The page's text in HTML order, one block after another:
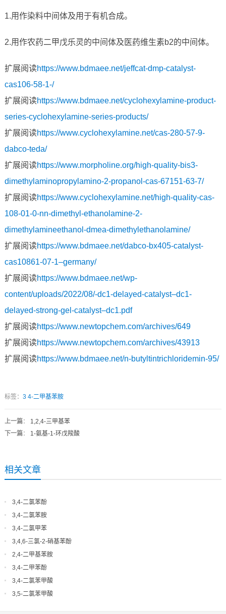
1.用作染料中间体及用于有机合成。
2.用作农药二甲戊乐灵的中间体及医药维生素b2的中间体。
扩展阅读https://www.bdmaee.net/jeffcat-dmp-catalyst-
cas106-58-1-/
扩展阅读https://www.bdmaee.net/cyclohexylamine-product-
series-cyclohexylamine-series-products/
扩展阅读https://www.cyclohexylamine.net/cas-280-57-9-
dabco-teda/
扩展阅读https://www.morpholine.org/high-quality-bis3-
dimethylaminopropylamino-2-propanol-cas-67151-63-7/
扩展阅读https://www.cyclohexylamine.net/high-quality-cas-
108-01-0-nn-dimethyl-ethanolamine-2-
dimethylamineethanol-dmea-dimethylethanolamine/
扩展阅读https://www.bdmaee.net/dabco-bx405-catalyst-
cas10861-07-1–germany/
扩展阅读https://www.bdmaee.net/wp-
content/uploads/2022/08/-dc1-delayed-catalyst–dc1-
delayed-strong-gel-catalyst–dc1.pdf
扩展阅读https://www.newtopchem.com/archives/649
扩展阅读https://www.newtopchem.com/archives/43913
扩展阅读https://www.bdmaee.net/n-butyltintrichloridemin-95/
标签： 3 4-二甲基苯胺
上一篇： 1,2,4-三甲基苯
下一篇： 1-氨基-1-环戊羧酸
相关文章
3,4-二氯苯酚
3,4-二氯苯胺
3,4-二氯甲苯
3,4,6-三氯-2-硝基苯酚
2,4-二甲基苯胺
3,4-二甲苯酚
3,4-二氯苯甲酸
3,5-二氯苯甲酸